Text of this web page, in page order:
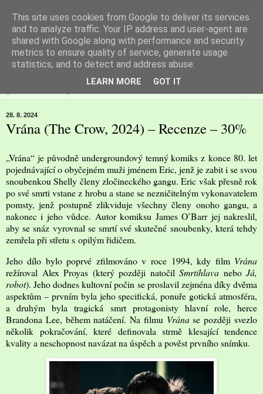
Filmspot
Recenze Honzy Vargy na filmové novinky v kinech
28. 8. 2024
Vrána (The Crow, 2024) – Recenze – 30%
„Vrána“ je původně undergroundový temný komiks z konce 80. let
pojednávající o obyčejném muži jménem Eric, jenž je zabit i se svou
snoubenkou Shelly členy zločineckého gangu. Eric však přesně rok
po své smrti vstane z hrobu a stane se nezničitelným vykonavatelem
pomsty, jenž postupně zlikviduje všechny členy onoho gangu, a
nakonec i jeho vůdce. Autor komiksu James O’Barr jej nakreslil,
aby se snáz vyrovnal se smrtí své skutečné snoubenky, která tehdy
zemřela při střetu s opilým řidičem.
Jeho dílo bylo poprvé zfilmováno v roce 1994, kdy film Vrána
režíroval Alex Proyas (který později natočil Smrtihlava nebo Já,
robot). Jeho dodnes kultovní počin se proslavil zejména díky dvěma
aspektům – prvním byla jeho specifická, ponuře gotická atmosféra,
a druhým byla tragická smrt protagonisty hlavní role, herce
Brandona Lee, během natáčení. Na filmu Vránase později svezlo
několik pokračování, které definovala strmě klesající tendence
kvality a neschopnost navázat na úspěch a pověst prvního snímku.
This site uses cookies from Google to deliver its services
and to analyze traffic. Your IP address and user-agent are
shared with Google along with performance and security
metrics to ensure quality of service, generate usage
statistics, and to detect and address abuse.
LEARN MORE GOT IT